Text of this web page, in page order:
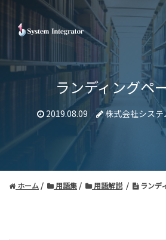
ランディングペ
2019.08.09 株式会社システ
ホーム 用語集 用語解説 ランデ